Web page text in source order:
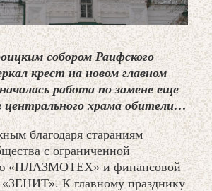
собором Раифского
крест на новом главном
работа по замене еще
центрального храма обители…
благодаря стараниям
с ограниченной
«ПЛАЗМОТЕХ» и финансовой
«ЗЕНИТ». К главному празднику